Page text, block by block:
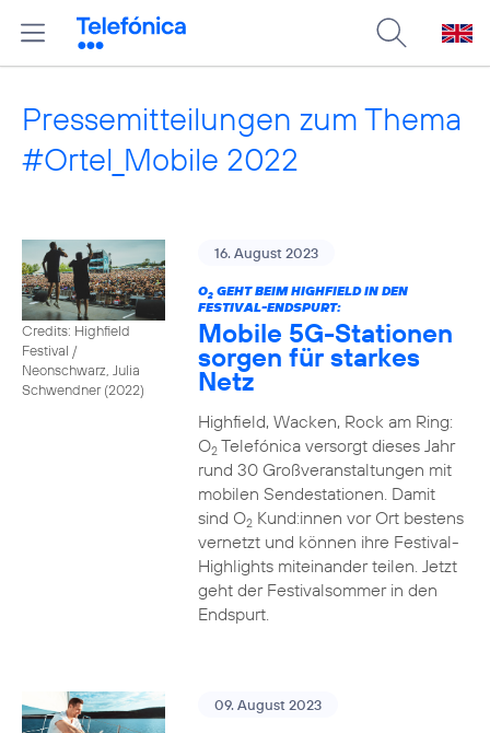
Pressemitteilungen zum Thema
#Ortel_Mobile 2022
Credits: Highfield
Festival /
Neonschwarz, Julia
Schwendner (2022)
16. August 2023
O2GEHT BEIM HIGHFIELD IN DEN
FESTIVAL-ENDSPURT:
Mobile 5G-Stationen
sorgen für starkes
Netz
Highfield, Wacken, Rock am Ring:
O2Telefónica versorgt dieses Jahr
rund 30 Großveranstaltungen mit
mobilen Sendestationen. Damit
sind O2Kund:innen vor Ort bestens
vernetzt und können ihre Festival-
Highlights miteinander teilen. Jetzt
geht der Festivalsommer in den
Endspurt.
09. August 2023